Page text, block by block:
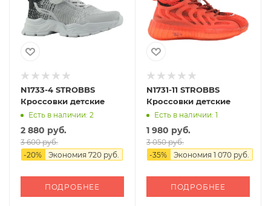
N1733-4 STROBBS
Кроссовки детские
Есть в наличии: 2
2 880 руб.
3 600 руб.
-20% Экономия 720 руб.
ПОДРОБНЕЕ
N1731-11 STROBBS
Кроссовки детские
Есть в наличии: 1
1 980 руб.
3 050 руб.
-35% Экономия 1 070 руб.
ПОДРОБНЕЕ